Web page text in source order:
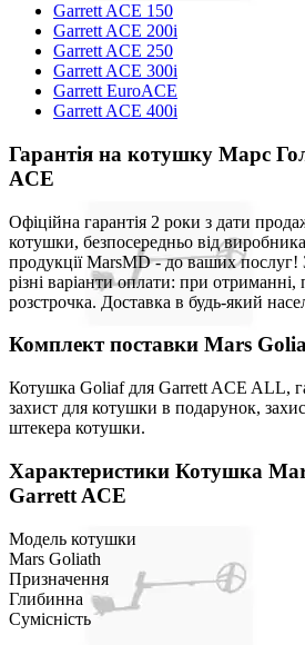
Garrett ACE 150
Garrett ACE 200i
Garrett ACE 250
Garrett ACE 300i
Garrett EuroACE
Garrett ACE 400i
Гарантія на котушку Марс
ACE
Офіційна гарантія 2 роки з дати
котушки, безпосередньо від
продукції MarsMD - до ваших послуг!
різні варіанти оплати: при отриманні,
розстрочка. Доставка в будь-який
Комплект поставки Mars
Котушка Goliaf для Garrett ACE ALL,
захист для котушки в подарунок,
штекера котушки.
Характеристики Котушка
Garrett ACE
Модель котушки
Mars Goliath
Призначення
Глибинна
Сумісність